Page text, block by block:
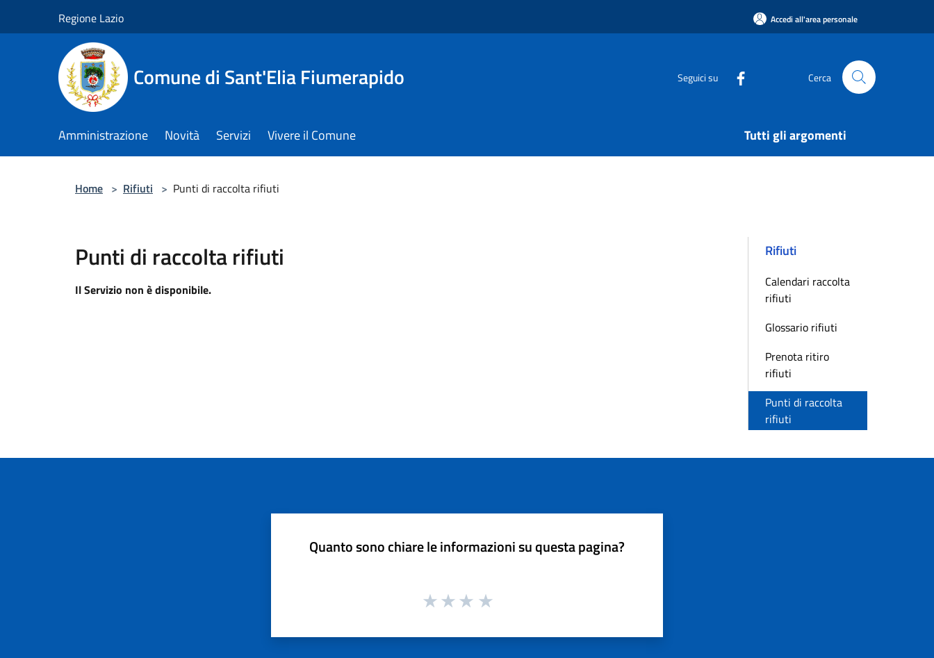
Regione Lazio Accedi all'area personale
Comune di Sant'Elia Fiumerapido Seguici su Cerca
Amministrazione Novità Servizi Vivere il Comune Tutti gli argomenti
Home > Rifiuti > Punti di raccolta rifiuti
Punti di raccolta rifiuti
Il Servizio non è disponibile.
Rifiuti
Calendari raccolta
rifiuti
Glossario rifiuti
Prenota ritiro
rifiuti
Punti di raccolta
rifiuti
Quanto sono chiare le informazioni su questa pagina?